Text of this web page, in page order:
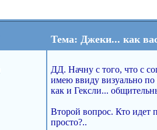
Тема: Джеки... как
ДД. Начну с того, что с
имею ввиду визуально по
как и Гексли...
Второй вопрос. Кто идет
просто?..